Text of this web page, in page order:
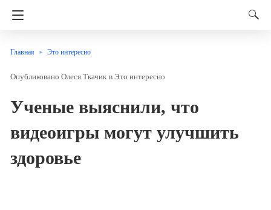
Главная Это интересно
Олеся Ткачик в Это интересно
Ученые выяснили, что
видеоигры могут улучшить
здоровье